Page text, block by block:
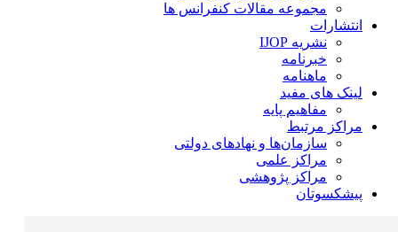
مجموعه مقالات کنفرانس ها
انتشارات
نشریه IJOP
خبرنامه
ماهنامه
لینک های مفید
مفاهیم پایه
مراکز مرتبط
سازمان‌ها و نهادهای دولتی
مراکز علمی
مراکز پژوهشی
پیشکسوتان